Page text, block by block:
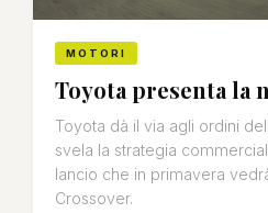
MOTORI
Toyota presenta la
Toyota dà il via agli ordini
svela la strategia
lancio che in primavera
Crossover.